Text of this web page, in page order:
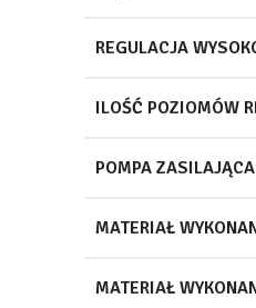
REGULACJA
ILOŚĆ POZIOMÓW
POMPA
MATERIAŁ
MATERIAŁ